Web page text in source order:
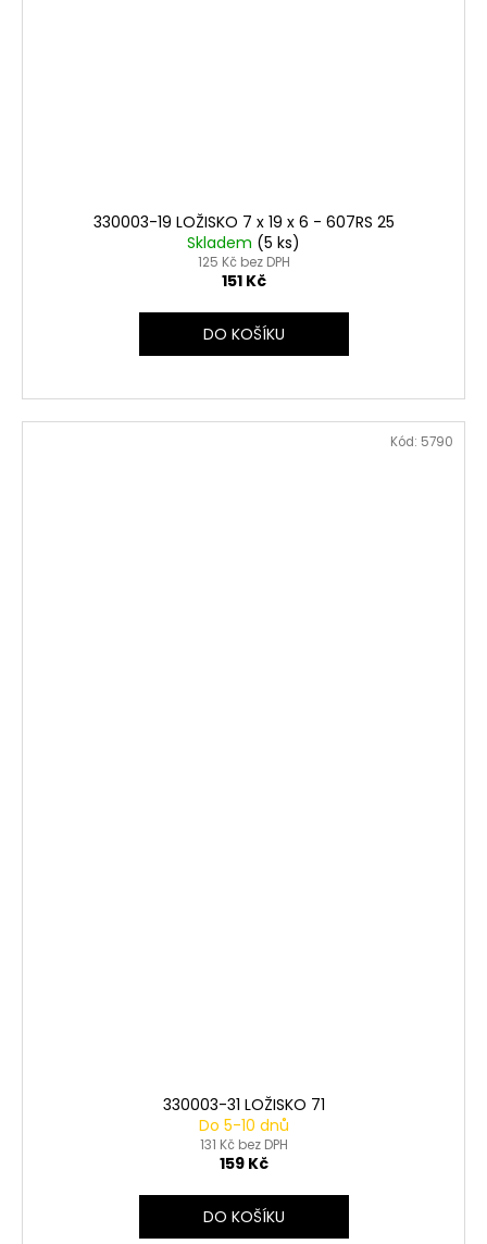
330003-19 LOŽISKO 7 x 19 x 6 - 607RS 25
Skladem (5 ks)
125 Kč bez DPH
151 Kč
DO KOŠÍKU
330003-31 LOŽISKO 71
Do 5-10 dnů
131 Kč bez DPH
159 Kč
DO KOŠÍKU
Kód: 5790